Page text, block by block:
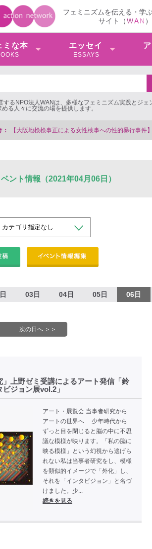
フェミニズムを伝える・学
サイト（WAN ）
ミな本 エッセイ
ESSAYS
るNPO法人WANは、多様なフェミニズム実践とジェ
る人々に交流の場を提供します。
行事件】 ◆女性検事を支援する会事務局
ント情報（2021年04月06日）
03日 04日 05日 06日
次の日へ ＞＞
」上野ゼミ受講によるアート発信「鈴
ジョン展vol.2」
アート・展覧会 当事者研究から
アートの世界へ 少年時代から
ずっと目を閉じると脳の中に不思
議な模様が映ります。「私の脳に
映る模様」という幻視から逃げら
れない私は当事者研究をし、模様
を類似的イメージで「外化」し、
それを「インタビジョン」と名づ
けました。少...
続きを見る